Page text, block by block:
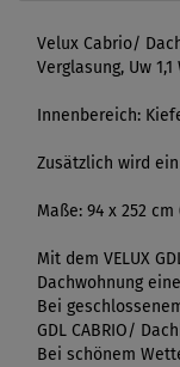
Velux Cabrio/
Verglasung, Uw 1,1
Innenbereich:
Zusätzlich wird
Maße: 94 x 252
Mit dem VELUX
Dachwohnung
Bei
GDL CABRIO/
Bei schönem